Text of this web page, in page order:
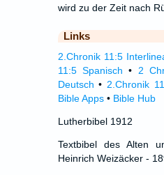
wird zu der Zeit nach
Links
2.Chronik 11:5
11:5 Spanisch • 2
Deutsch • 2.Chronik
Bible Apps• Bible Hub
Lutherbibel 1912
Textbibel des Alten
Heinrich Weizäcker -